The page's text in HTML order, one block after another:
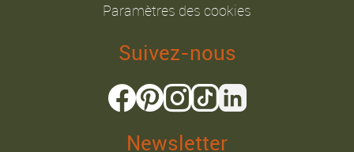
Paramètres des cookies
Suivez-nous
Newsletter